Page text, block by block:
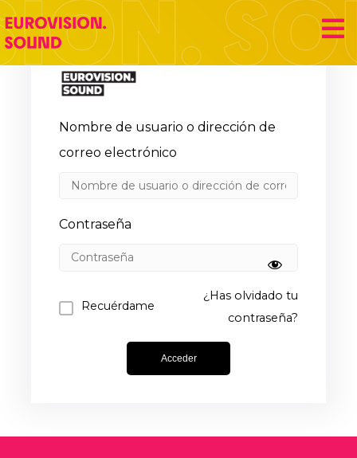
Eurovision Sound
Nombre de usuario o dirección de
correo electrónico
Contraseña
Recuérdame
¿Has olvidado tu
contraseña?
Acceder